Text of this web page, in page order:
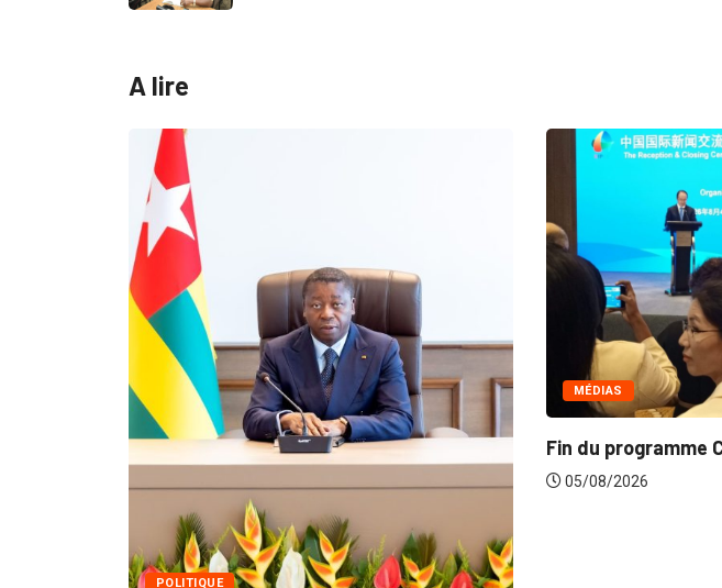
A lire
MÉDIAS
Fin du programme CIPCC 2026 de la...